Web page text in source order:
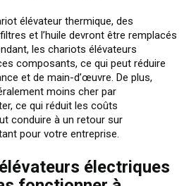
élévateur thermique, des
et l’huile devront être remplacés
les chariots élévateurs
composants, ce qui peut réduire
et de main-d’œuvre. De plus,
moins cher par
ce qui réduit les coûts
conduire à un retour sur
pour votre entreprise.
électriques